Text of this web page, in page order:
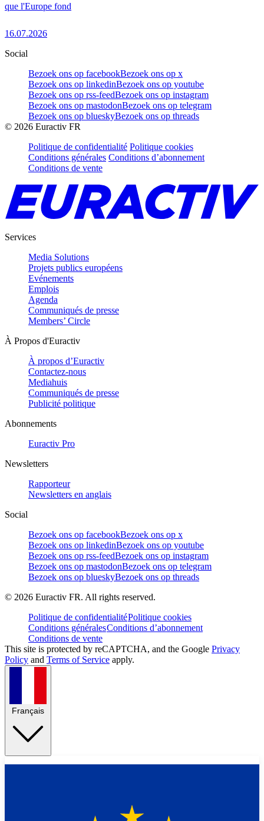
que l'Europe fond
16.07.2026
Social
Bezoek ons op facebookBezoek ons op x
Bezoek ons op linkedinBezoek ons op youtube
Bezoek ons op rss-feedBezoek ons op instagram
Bezoek ons op mastodonBezoek ons op telegram
Bezoek ons op blueskyBezoek ons op threads
© 2026 Euractiv FR
Politique de confidentialité Politique cookies
Conditions générales Conditions d’abonnement
Conditions de vente
Services
Media Solutions
Projets publics européens
Evénements
Emplois
Agenda
Communiqués de presse
Members’ Circle
À Propos d'Euractiv
À propos d’Euractiv
Contactez-nous
Mediahuis
Communiqués de presse
Publicité politique
Abonnements
Euractiv Pro
Newsletters
Rapporteur
Newsletters en anglais
Social
Bezoek ons op facebookBezoek ons op x
Bezoek ons op linkedinBezoek ons op youtube
Bezoek ons op rss-feedBezoek ons op instagram
Bezoek ons op mastodonBezoek ons op telegram
Bezoek ons op blueskyBezoek ons op threads
© 2026 Euractiv FR. All rights reserved.
Politique de confidentialitéPolitique cookies
Conditions généralesConditions d’abonnement
Conditions de vente
This site is protected by reCAPTCHA, and the Google Privacy
Policy and Terms of Service apply.
Français